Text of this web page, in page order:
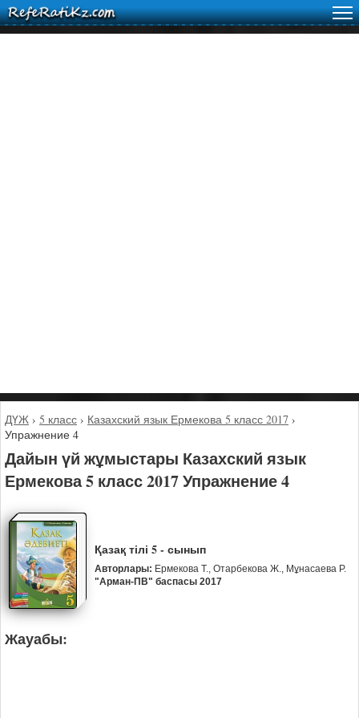
ДҮЖ › 5 класс › Казахский язык Ермекова 5 класс 2017 ›
Упражнение 4
Дайын үй жұмыстары Казахский язык
Ермекова 5 класс 2017 Упражнение 4
Қазақ тілі 5 - сынып
Авторлары: Ермекова Т., Отарбекова Ж., Мұнасаева Р.
"Арман-ПВ" баспасы 2017
Жауабы: